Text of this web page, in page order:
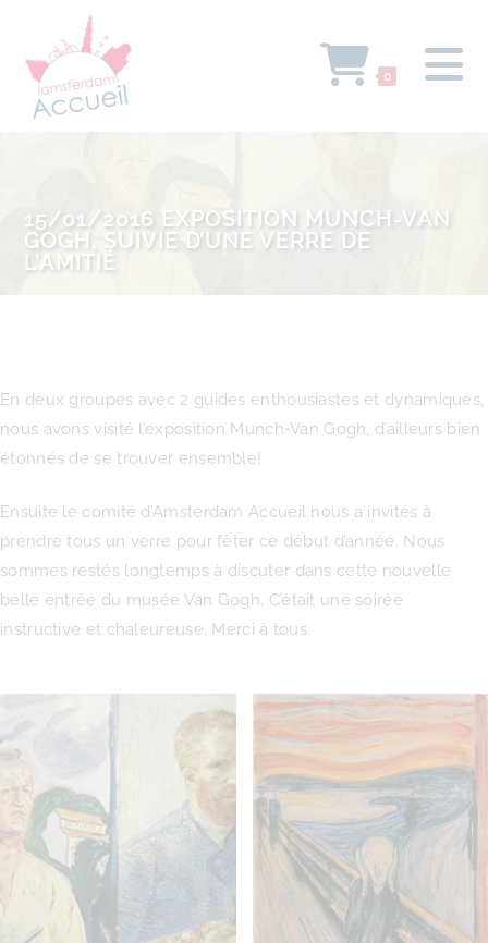
0
15/01/2016 EXPOSITION MUNCH-VAN
GOGH, SUIVIE D’UNE VERRE DE
L’AMITIÉ
En deux groupes avec 2 guides enthousiastes et dynamiques,
nous avons visité l’exposition Munch-Van Gogh, d’ailleurs bien
étonnés de se trouver ensemble!
Ensuite le comité d’Amsterdam Accueil nous a invités à
prendre tous un verre pour fêter ce début d’année. Nous
sommes restés longtemps à discuter dans cette nouvelle
belle entrée du musée Van Gogh. C’était une soirée
instructive et chaleureuse. Merci à tous.